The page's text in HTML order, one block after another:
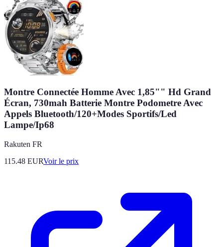
Montre Connectée Homme Avec 1,85"" Hd Grand
Écran, 730mah Batterie Montre Podometre Avec
Appels Bluetooth/120+Modes Sportifs/Led
Lampe/Ip68
Rakuten FR
115.48 EURVoir le prix